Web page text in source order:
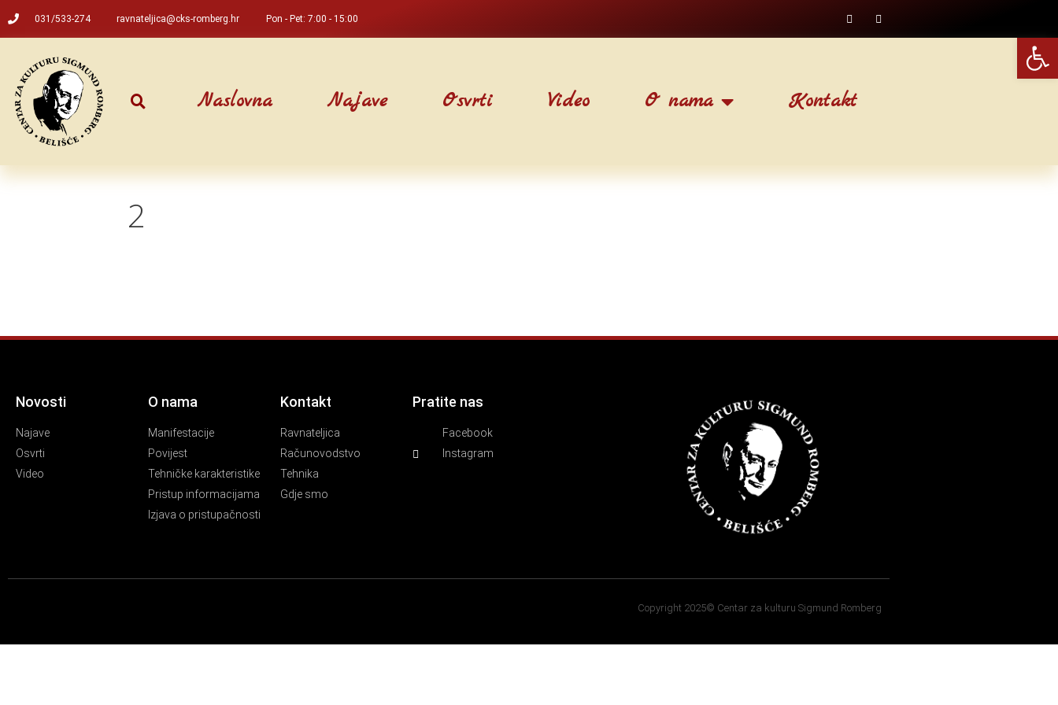
031/533-274 ravnateljica@cks-romberg.hr Pon - Pet: 7:00 - 15:00
Naslovna Najave Osvrti Video O nama Kontakt
2
Novosti
Najave
Osvrti
Video
O nama
Manifestacije
Povijest
Tehničke karakteristike
Pristup informacijama
Izjava o pristupačnosti
Kontakt
Ravnateljica
Računovodstvo
Tehnika
Gdje smo
Pratite nas
Facebook
Instagram
Copyright 2025© Centar za kulturu Sigmund Romberg